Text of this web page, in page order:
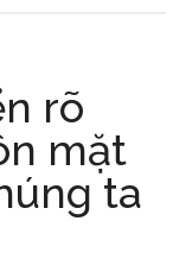
bà
qua
tướng
rõ
mặt
ta